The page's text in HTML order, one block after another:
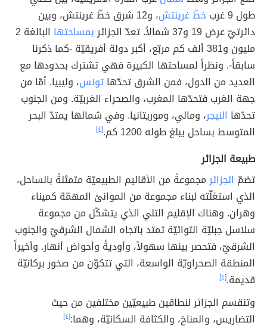
طول 9 غرب
خطّ غرينتش
، و12 شرق خطّ غرينتش، وبين
دائرتيّ عرض 19 و37 شمالاً. تعدّ الجزائر
بمساحتها
البالغة 2
مليون و381 ألف كم مربّع، أكبر دولة أفريقيّة -كما ذكرنا
سابقاً-. ونظراً لمساحتها الكبيرة فهي تشترك بحدودها مع
العديد من الدول، فمن الشرق تحدّهاتونس، وليبيا. أمّا من
جهة الغرب فتحدّها المغرب، والصحراء الغربيّة. ومن الجنوب
تحدّها النيجر، ومالي، وموريتانيا. وفي شمالها يمتدّ البحر
المتوسط بساحل يبلغ طوله 1200 كم.
[٤]
طبيعة الجزائر
تضمّ الجزائرمجموعةً من الأقاليم الطبيعيّة متمثلةً بالساحل،
الذي استغلّته لبناء مجموعة من الموانئ المهمّة كميناء
وهران. وهناك الإقليم التلي الذي يتشكّل من مجموعة
سلاسل جبليّة التوائيّة تمتد باتجاه الشمال الشرقيّ والجنوب
الشرقيّ، فتحصر بينها سهولاً، وأوديةً وأحواض أنهار. وأخيراً
المنطقة الصحراويّة الواسعة، التي تتكوّن من صخور بركانيّة
قديمة.[٤]
وتنقسم الجزائر لنطاقين طبيعيّين مختلفين من حيث
التضاريس، والمناخ، والكثافة السكانيّة، وهما:[٤]